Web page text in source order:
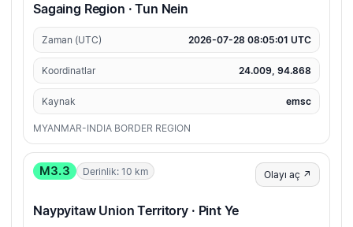
Sagaing Region · Tun Nein
Zaman (UTC) 2026-07-28 08:05:01 UTC
Koordinatlar 24.009, 94.868
Kaynak emsc
MYANMAR-INDIA BORDER REGION
M3.3 Derinlik: 10 km Olayı aç ↗
Naypyitaw Union Territory · Pint Ye